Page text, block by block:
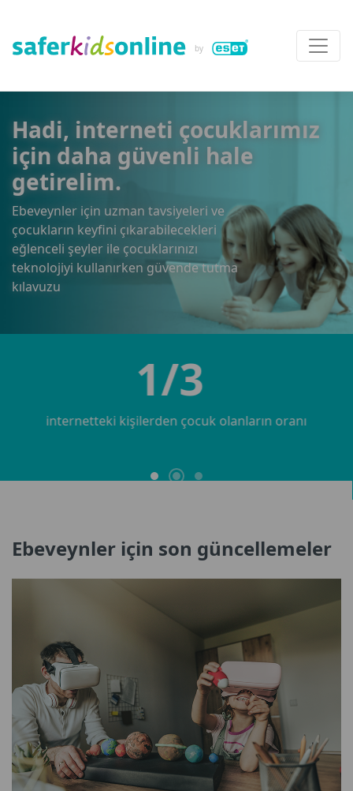
Hadi, interneti çocuklarımız
için daha güvenli hale
getirelim.
Ebeveynler için uzman tavsiyeleri ve
çocukların keyfini çıkarabilecekleri
eğlenceli şeyler ile çocuklarınızı
teknolojiyi kullanırken güvende tutma
kılavuzu
34%
siber zorbalığa maruz kaldığını belirten
Ebeveynler için son güncellemeler